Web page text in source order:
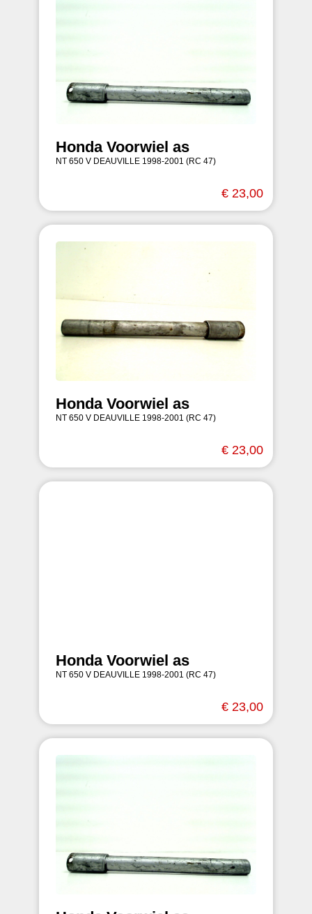
Honda Voorwiel as
NT 650 V DEAUVILLE 1998-2001 (RC 47)
€ 23,00
Honda Voorwiel as
NT 650 V DEAUVILLE 1998-2001 (RC 47)
€ 23,00
Honda Voorwiel as
NT 650 V DEAUVILLE 1998-2001 (RC 47)
€ 23,00